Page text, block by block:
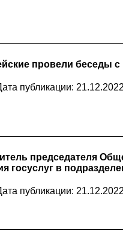
провели беседы
публикации: 21.12.2022
председателя
госуслуг в
публикации: 21.12.2022